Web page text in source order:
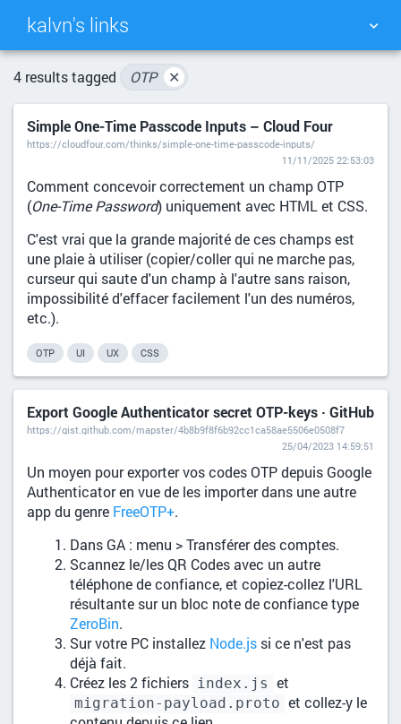
kalvn's links
TAG CLOUD
DAILY SEARCH
4 results tagged OTP ✕
Simple One-Time Passcode Inputs – Cloud Four
https://cloudfour.com/thinks/simple-one-time-passcode-inputs/
11/11/2025 22:53:03
Comment concevoir correctement un champ OTP
(One-Time Password) uniquement avec HTML et CSS.
C'est vrai que la grande majorité de ces champs est
une plaie à utiliser (copier/coller qui ne marche pas,
curseur qui saute d'un champ à l'autre sans raison,
impossibilité d'effacer facilement l'un des numéros,
etc.).
OTP UI UX CSS
Export Google Authenticator secret OTP-keys · GitHub
https://gist.github.com/mapster/4b8b9f8f6b92cc1ca58ae5506e0508f7
25/04/2023 14:59:51
Un moyen pour exporter vos codes OTP depuis Google
Authenticator en vue de les importer dans une autre
app du genre FreeOTP+.
Dans GA : menu > Transférer des comptes.
Scannez le/les QR Codes avec un autre
téléphone de confiance, et copiez-collez l'URL
résultante sur un bloc note de confiance type
ZeroBin.
Sur votre PC installez Node.js si ce n'est pas
déjà fait.
Créez les 2 fichiers index.js et
migration-payload.proto et collez-y le